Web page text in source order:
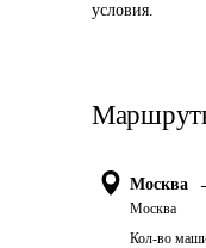
условия.
Москва
Москва
Кол-во